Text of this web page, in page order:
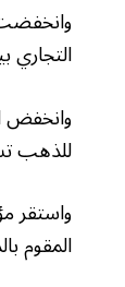
وانخفضت
التجاري
للذهب تسليم
واستقر
المقوم